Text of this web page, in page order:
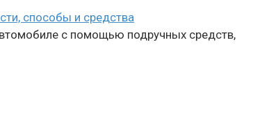
способы и средства
с помощью подручных средств,